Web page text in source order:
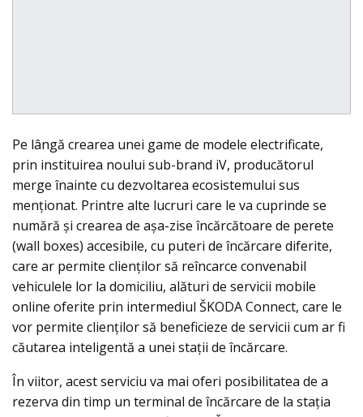
Pe lângă crearea unei game de modele electrificate,
prin instituirea noului sub-brand iV, producătorul
merge înainte cu dezvoltarea ecosistemului sus
menţionat. Printre alte lucruri care le va cuprinde se
numără şi crearea de aşa-zise încărcătoare de perete
(wall boxes) accesibile, cu puteri de încărcare diferite,
care ar permite clienților să reîncarce convenabil
vehiculele lor la domiciliu, alături de servicii mobile
online oferite prin intermediul ŠKODA Connect, care le
vor permite clienților să beneficieze de servicii cum ar fi
căutarea inteligentă a unei staţii de încărcare.
În viitor, acest serviciu va mai oferi posibilitatea de a
rezerva din timp un terminal de încărcare de la staţia